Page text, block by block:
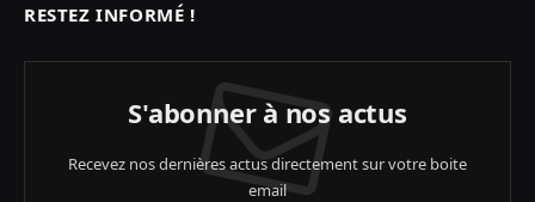
RESTEZ INFORMÉ !
S'abonner à nos actus
Recevez nos dernières actus directement sur votre boite
email